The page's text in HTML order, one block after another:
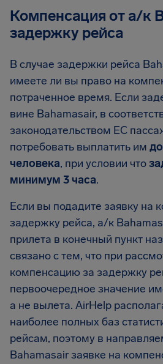
Компенсация от а/к
задержку рейса
В случае задержки рейса
имеете ли вы право на
потраченное время. Если
вине Bahamasair, в
законодательством ЕС
потребовать выплатить им
человека, при условии что
минимум 3 часа.
Если вы подадите заявку на
задержку рейса, а/к
прилета в конечный пункт
связано с тем, что при
компенсацию за задержку
первоочередное значение
а не вылета. AirHelp
наиболее полных баз
рейсам, поэтому в
Bahamasair заявке на